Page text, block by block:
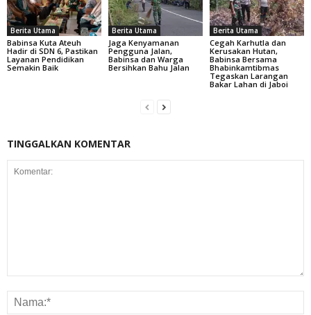
Berita Utama
Babinsa Kuta Ateuh
Hadir di SDN 6, Pastikan
Layanan Pendidikan
Semakin Baik
Berita Utama
Jaga Kenyamanan
Pengguna Jalan,
Babinsa dan Warga
Bersihkan Bahu Jalan
Berita Utama
Cegah Karhutla dan
Kerusakan Hutan,
Babinsa Bersama
Bhabinkamtibmas
Tegaskan Larangan
Bakar Lahan di Jaboi
TINGGALKAN KOMENTAR